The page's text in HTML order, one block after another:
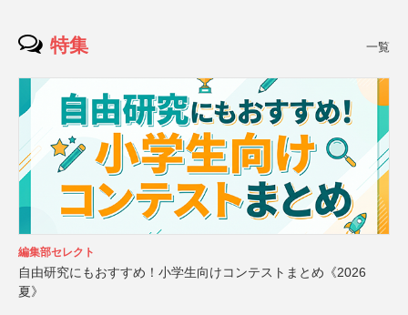
特集 一覧
編集部セレクト
自由研究にもおすすめ！小学生向けコンテストまとめ《2026
夏》